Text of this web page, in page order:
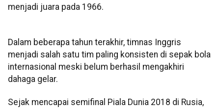
menjadi juara pada 1966.
Dalam beberapa tahun terakhir, timnas Inggris
menjadi salah satu tim paling konsisten di sepak bola
internasional meski belum berhasil mengakhiri
dahaga gelar.
Sejak mencapai semifinal Piala Dunia 2018 di Rusia,